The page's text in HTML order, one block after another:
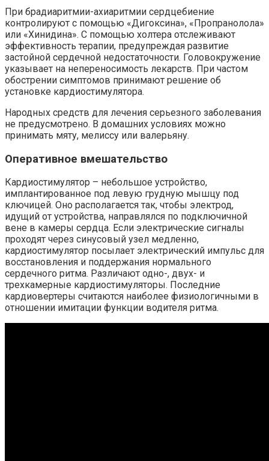
При брадиаритмии-ахиаритмии сердцебиение
контролируют с помощью «Дигоксина», «Пропранолола»
или «Хинидина». С помощью холтера отслеживают
эффективность терапии, предупреждая развитие
застойной сердечной недостаточности. Головокружение
указывает на непереносимость лекарств. При частом
обострении симптомов принимают решение об
установке кардиостимулятора.
Народных средств для лечения серьезного заболевания
не предусмотрено. В домашних условиях можно
принимать мяту, мелиссу или валерьяну.
Оперативное вмешательство
Кардиостимулятор – небольшое устройство,
имплантированное под левую грудную мышцу под
ключицей. Оно располагается так, чтобы электрод,
идущий от устройства, направлялся по подключичной
вене в камеры сердца. Если электрические сигналы
проходят через синусовый узел медленно,
кардиостимулятор посылает электрический импульс для
восстановления и поддержания нормального
сердечного ритма. Различают одно-, двух- и
трехкамерные кардиостимуляторы. Последние
кардиовертеры считаются наиболее физиологичными в
отношении имитации функции водителя ритма.